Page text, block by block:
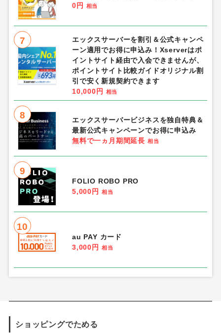
0円
相当
7
エックスサーバーを割引＆公式キャンペ
ーン適用でお得に申込み！Xserverはポ
イントサイト経由で入会できませんが、
ポイントサイト比較ガイドオリジナル割
引で安く新規契約できます
10,000円
相当
8
エックスサーバービジネスを独自特典＆
最新公式キャンペーンでお得に申込み
無料で一ヵ月期間延長 相当
9
FOLIO ROBO PRO
5,000円
相当
10
au PAY カード
3,000円
相当
ショッピングでためる